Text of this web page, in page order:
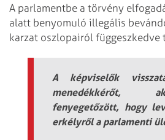
A parlamentbe a törvény
alatt benyomuló illegális
karzat oszlopairól függeszkedve
A képviselők
menedékkérőt,
fenyegetőzött, hogy
erkélyről a parlamenti